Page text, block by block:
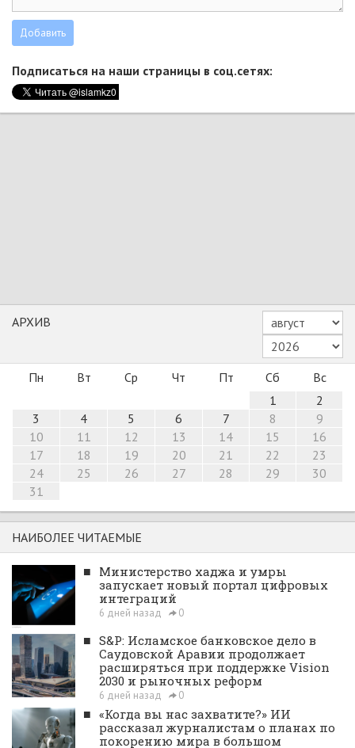
Подписаться на наши страницы в соц.сетях:
АРХИВ
Пн Вт Ср Чт Пт Сб
Вс
1
2
3
4 5 6 7 8
9
10
11 12 13 14 15
16
17
18 19 20 21 22
23
24
25 26 27 28 29
30
31
НАИБОЛЕЕ ЧИТАЕМЫЕ
■ Министерство хаджа и умры
запускает новый портал цифровых
интеграций
6 дней назад 0
■ S&P: Исламское банковское дело в
Саудовской Аравии продолжает
расширяться при поддержке Vision
2030 и рыночных реформ
6 дней назад 0
■ «Когда вы нас захватите?» ИИ
рассказал журналистам о планах по
покорению мира в большом